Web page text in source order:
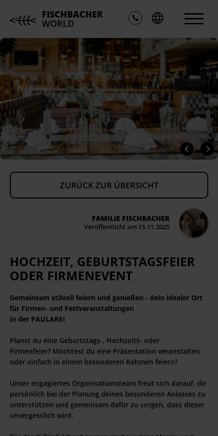
FISCHBACHER
WORLD
ZURÜCK ZUR ÜBERSICHT
FAMILIE FISCHBACHER
Veröffentlicht am 15.11.2025
HOCHZEIT, GEBURTSTAGSFEIER
ODER FIRMENEVENT
Gemeinsam stilvoll feiern und genießen - dein idealer Ort
für Firmen- und Festveranstaltungen
in der PAULAREI
Planst du eine Geburtstags-, Hochzeits- oder
Firmenfeier? Möchtest du eine Präsentation veranstalten
oder einfach in einem besonderen Rahmen feiern?
Unser engagiertes Organisationsteam freut sich darauf, dir
persönlich bei der Planung deines besonderen Anlasses zu
unterstützen und gemeinsam dafür zu sorgen, dass dieser
unvergesslich wird.